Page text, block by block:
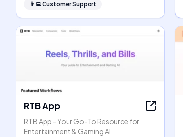
👨‍💻Customer Support
RTB App
RTB App - Your Go-To Resource for
Entertainment & Gaming AI